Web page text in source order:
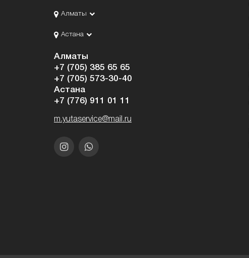
Алматы
Астана
Алматы
+7 (705) 385 65 65
+7 (705) 573-30-40
Астана
+7 (776) 911 01 11
m.yutaservice@mail.ru